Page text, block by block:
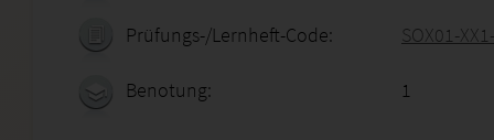
Prüfungs-/Lernheft-Code: SOX01-
Benotung: 1